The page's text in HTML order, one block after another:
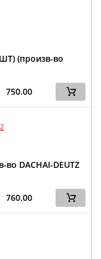
(произв-во
750.00
DACHAI-DEUTZ
760.00